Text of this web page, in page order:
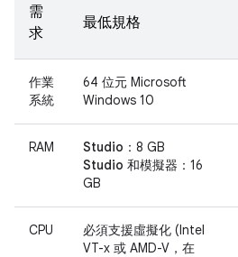
需
求
最低規格
作業
系統
64 位元 Microsoft
Windows 10
RAM Studio： 8 GB
Studio 和模擬器： 16
GB
CPU
必須支援虛擬化 (Intel
VT-x 或 AMD-V，在